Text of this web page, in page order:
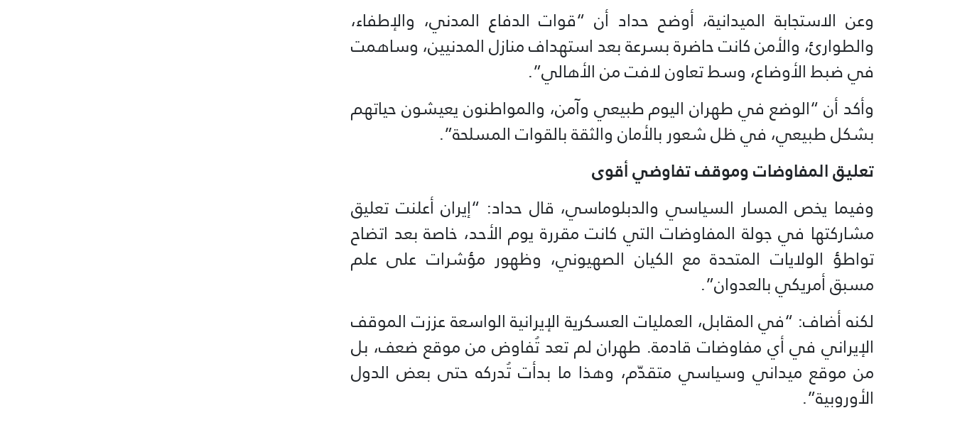
وعن الاستجابة الميدانية، أوضح حداد أن “قوات الدفاع المدني، والإطفاء،
والطوارئ، والأمن كانت حاضرة بسرعة بعد استهداف منازل المدنيين، وساهمت
في ضبط الأوضاع، وسط تعاون لافت من الأهالي”.
وأكد أن “الوضع في طهران اليوم طبيعي وآمن، والمواطنون يعيشون حياتهم
بشكل طبيعي، في ظل شعور بالأمان والثقة بالقوات المسلحة”.
تعليق المفاوضات وموقف تفاوضي أقوى
وفيما يخص المسار السياسي والدبلوماسي، قال حداد: “إيران أعلنت تعليق
مشاركتها في جولة المفاوضات التي كانت مقررة يوم الأحد، خاصة بعد اتضاح
تواطؤ الولايات المتحدة مع الكيان الصهيوني، وظهور مؤشرات على علم
مسبق أمريكي بالعدوان”.
لكنه أضاف: “في المقابل، العمليات العسكرية الإيرانية الواسعة عززت الموقف
الإيراني في أي مفاوضات قادمة. طهران لم تعد تُفاوض من موقع ضعف، بل
من موقع ميداني وسياسي متقدّم، وهذا ما بدأت تُدركه حتى بعض الدول
الأوروبية”.